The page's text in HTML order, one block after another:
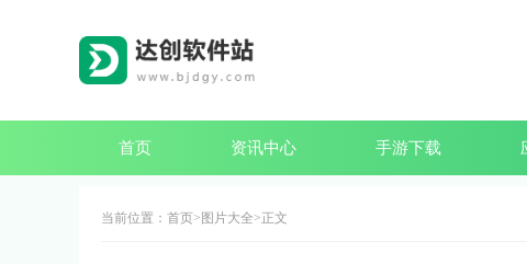
首页 资讯中心 手游下载
当前位置： 首页 图片大全 正文